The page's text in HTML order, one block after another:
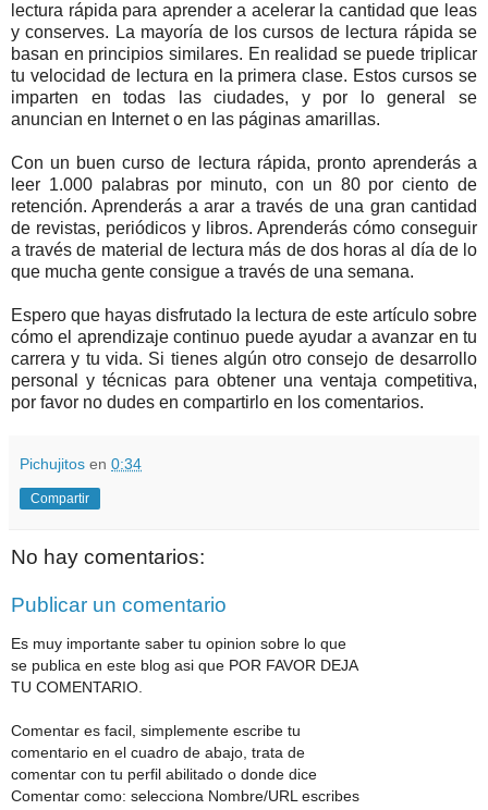
lectura rápida para aprender a acelerar la cantidad que leas
y conserves. La mayoría de los cursos de lectura rápida se
basan en principios similares. En realidad se puede triplicar
tu velocidad de lectura en la primera clase. Estos cursos se
imparten en todas las ciudades, y por lo general se
anuncian en Internet o en las páginas amarillas.
Con un buen curso de lectura rápida, pronto aprenderás a
leer 1.000 palabras por minuto, con un 80 por ciento de
retención. Aprenderás a arar a través de una gran cantidad
de revistas, periódicos y libros. Aprenderás cómo conseguir
a través de material de lectura más de dos horas al día de lo
que mucha gente consigue a través de una semana.
Espero que hayas disfrutado la lectura de este artículo sobre
cómo el aprendizaje continuo puede ayudar a avanzar en tu
carrera y tu vida. Si tienes algún otro consejo de desarrollo
personal y técnicas para obtener una ventaja competitiva,
por favor no dudes en compartirlo en los comentarios.
Pichujitos en 0:34
Compartir
No hay comentarios:
Publicar un comentario
Es muy importante saber tu opinion sobre lo que
se publica en este blog asi que POR FAVOR DEJA
TU COMENTARIO.
Comentar es facil, simplemente escribe tu
comentario en el cuadro de abajo, trata de
comentar con tu perfil abilitado o donde dice
Comentar como: selecciona Nombre/URL escribes